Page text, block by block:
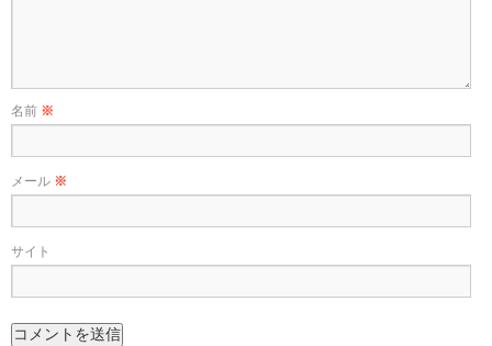
名前 ※
メール ※
サイト